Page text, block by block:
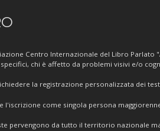
Centro Internazionale del Libro Parlato
chi è affetto da problemi visivi e/o
la registrazione personalizzata dei
l'iscrizione come singola persona
pervengono da tutto il territorio nazionale